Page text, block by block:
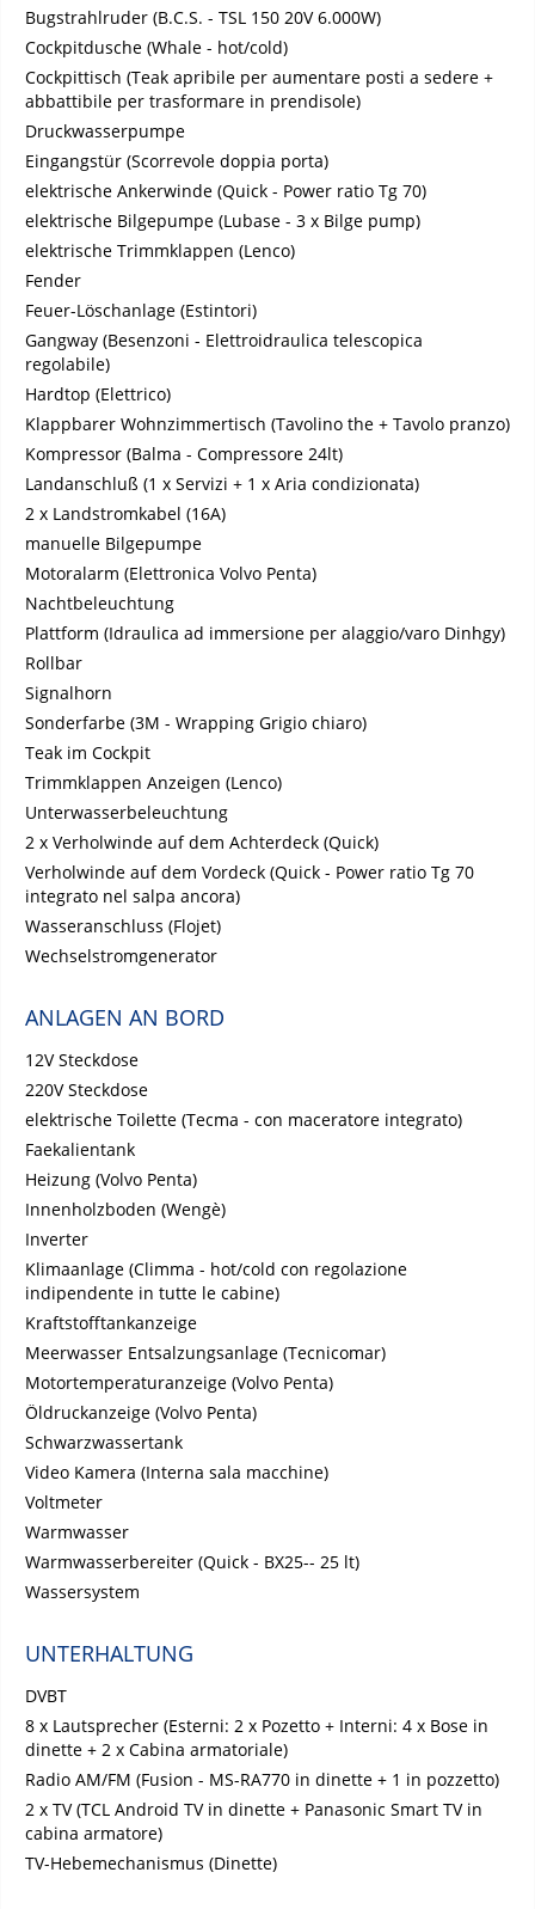
Bugstrahlruder (B.C.S. - TSL 150 20V 6.000W)
Cockpitdusche (Whale - hot/cold)
Cockpittisch (Teak apribile per aumentare posti a sedere +
abbattibile per trasformare in prendisole)
Druckwasserpumpe
Eingangstür (Scorrevole doppia porta)
elektrische Ankerwinde (Quick - Power ratio Tg 70)
elektrische Bilgepumpe (Lubase - 3 x Bilge pump)
elektrische Trimmklappen (Lenco)
Fender
Feuer-Löschanlage (Estintori)
Gangway (Besenzoni - Elettroidraulica telescopica
regolabile)
Hardtop (Elettrico)
Klappbarer Wohnzimmertisch (Tavolino the + Tavolo pranzo)
Kompressor (Balma - Compressore 24lt)
Landanschluß (1 x Servizi + 1 x Aria condizionata)
2 x Landstromkabel (16A)
manuelle Bilgepumpe
Motoralarm (Elettronica Volvo Penta)
Nachtbeleuchtung
Plattform (Idraulica ad immersione per alaggio/varo Dinhgy)
Rollbar
Signalhorn
Sonderfarbe (3M - Wrapping Grigio chiaro)
Teak im Cockpit
Trimmklappen Anzeigen (Lenco)
Unterwasserbeleuchtung
2 x Verholwinde auf dem Achterdeck (Quick)
Verholwinde auf dem Vordeck (Quick - Power ratio Tg 70
integrato nel salpa ancora)
Wasseranschluss (Flojet)
Wechselstromgenerator
ANLAGEN AN BORD
12V Steckdose
220V Steckdose
elektrische Toilette (Tecma - con maceratore integrato)
Faekalientank
Heizung (Volvo Penta)
Innenholzboden (Wengè)
Inverter
Klimaanlage (Climma - hot/cold con regolazione
indipendente in tutte le cabine)
Kraftstofftankanzeige
Meerwasser Entsalzungsanlage (Tecnicomar)
Motortemperaturanzeige (Volvo Penta)
Öldruckanzeige (Volvo Penta)
Schwarzwassertank
Video Kamera (Interna sala macchine)
Voltmeter
Warmwasser
Warmwasserbereiter (Quick - BX25-- 25 lt)
Wassersystem
UNTERHALTUNG
DVBT
8 x Lautsprecher (Esterni: 2 x Pozetto + Interni: 4 x Bose in
dinette + 2 x Cabina armatoriale)
Radio AM/FM (Fusion - MS-RA770 in dinette + 1 in pozzetto)
2 x TV (TCL Android TV in dinette + Panasonic Smart TV in
cabina armatore)
TV-Hebemechanismus (Dinette)